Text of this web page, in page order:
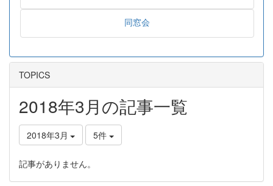
同窓会
TOPICS
2018年3月の記事一覧
2018年3月 5件
記事がありません。